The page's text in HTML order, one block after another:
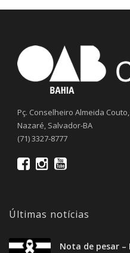
Pç. Conselheiro Almeida
Nazaré, Salvador-BA
(71) 3327-8777
Últimas notícias
Nota de pesar